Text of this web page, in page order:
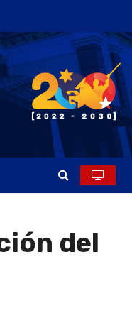
del